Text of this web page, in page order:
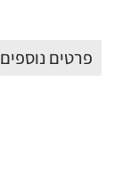
פרטים נוספים